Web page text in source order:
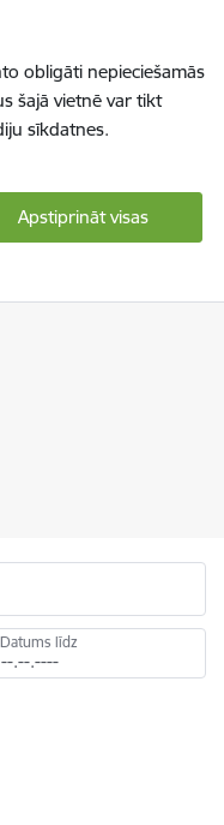
obligāti nepieciešamās
šajā vietnē var tikt
sīkdatnes.
Apstiprināt visas
Datums līdz